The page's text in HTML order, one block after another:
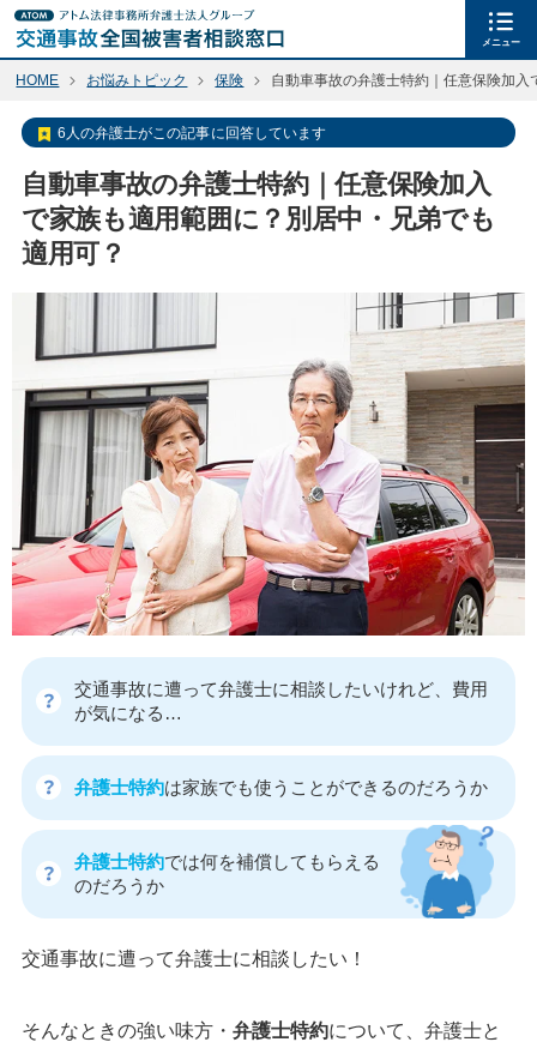
メニュー
HOME お悩みトピック 保険 自動車事故の弁護士特約｜任意保険加
6人の弁護士がこの記事に回答しています
自動車事故の弁護士特約｜任意保険加入
で家族も適用範囲に？別居中・兄弟でも
適用可？
交通事故に遭って弁護士に相談したいけれど、費用
が気になる…
弁護士特約は家族でも使うことができるのだろうか
弁護士特約では何を補償してもらえる
のだろうか
交通事故に遭って弁護士に相談したい！
そんなときの強い味方・ 弁護士特約について、弁護士と